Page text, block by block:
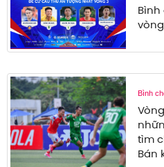
Bình
tìm
Bán